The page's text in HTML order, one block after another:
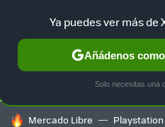
SELECCIÓN GAMING
HOY SE HABLA DE
Mercado Libre Playstation
Ya puedes ver más de
Añádenos
Solo necesitas una